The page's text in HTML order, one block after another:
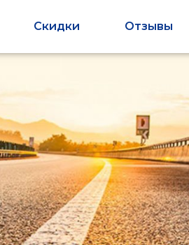
Скидки Отзывы